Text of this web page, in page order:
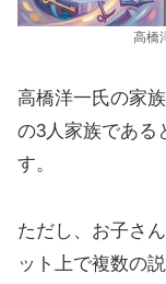
高橋
高橋洋一氏の家
の3人家族である
す。
ただし、お子さ
ット上で複数の